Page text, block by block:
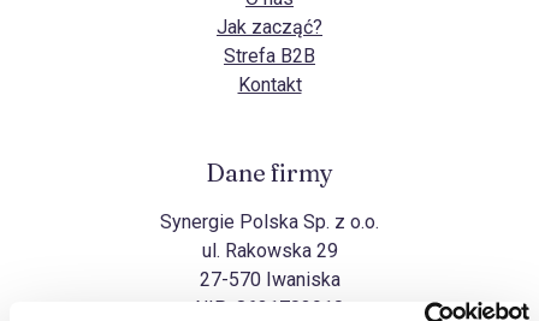
Jak zacząć?
Strefa B2B
Kontakt
Dane firmy
Synergie Polska Sp. z o.o.
ul. Rakowska 29
27-570 Iwaniska
NIP: 8631703910